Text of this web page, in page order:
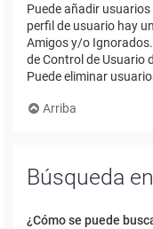
Puede añadir
perfil de usuario hay
Amigos y/o Ignorados.
de Control de Usuario
Puede eliminar
Arriba
Búsqueda
¿Cómo se puede